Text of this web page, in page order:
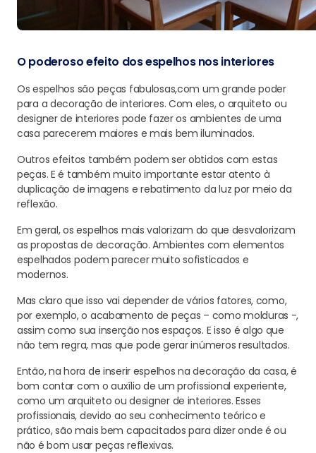
O poderoso efeito dos espelhos nos interiores
Os espelhos são peças fabulosas,com um grande poder
para a decoração de interiores. Com eles, o arquiteto ou
designer de interiores pode fazer os ambientes de uma
casa parecerem maiores e mais bem iluminados.
Outros efeitos também podem ser obtidos com estas
peças. E é também muito importante estar atento à
duplicação de imagens e rebatimento da luz por meio da
reflexão.
Em geral, os espelhos mais valorizam do que desvalorizam
as propostas de decoração. Ambientes com elementos
espelhados podem parecer muito sofisticados e
modernos.
Mas claro que isso vai depender de vários fatores, como,
por exemplo, o acabamento de peças – como molduras -,
assim como sua inserção nos espaços. E isso é algo que
não tem regra, mas que pode gerar inúmeros resultados.
Então, na hora de inserir espelhos na decoração da casa, é
bom contar com o auxílio de um profissional experiente,
como um arquiteto ou designer de interiores. Esses
profissionais, devido ao seu conhecimento teórico e
prático, são mais bem capacitados para dizer onde é ou
não é bom usar peças reflexivas.